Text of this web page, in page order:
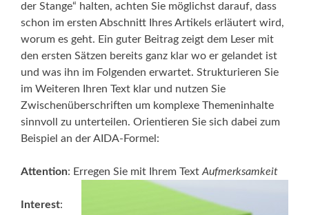
der Stange“ halten, achten Sie möglichst darauf, dass
schon im ersten Abschnitt Ihres Artikels erläutert wird,
worum es geht. Ein guter Beitrag zeigt dem Leser mit
den ersten Sätzen bereits ganz klar wo er gelandet ist
und was ihn im Folgenden erwartet. Strukturieren Sie
im Weiteren Ihren Text klar und nutzen Sie
Zwischenüberschriften um komplexe Themeninhalte
sinnvoll zu unterteilen. Orientieren Sie sich dabei zum
Beispiel an der AIDA-Formel:
Attention: Erregen Sie mit Ihrem Text Aufmerksamkeit
Interest: